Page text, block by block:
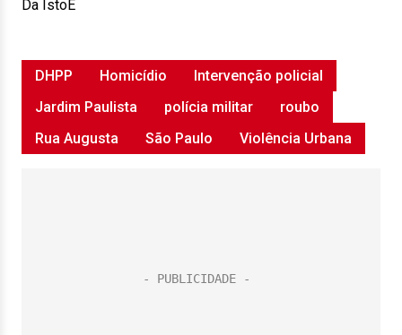
Da IstoÉ
DHPP Homicídio
Intervenção policial
Jardim Paulista
polícia militar
roubo
Rua Augusta
São Paulo Violência Urbana